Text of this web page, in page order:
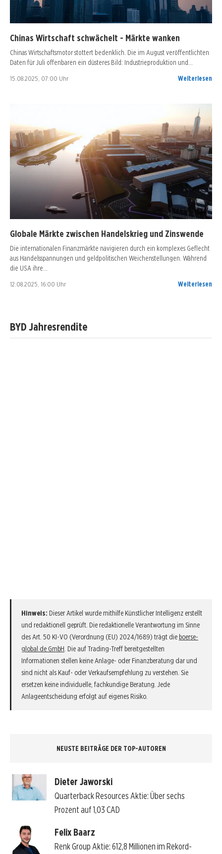
Chinas Wirtschaft schwächelt - Märkte wanken
Chinas Wirtschaftsmotor stottert bedenklich. Die im August veröffentlichten
Daten für Juli offenbaren ein düsteres Bild: Industrieproduktion und…
15.08.2025, 07:00 Uhr Weiterlesen
Globale Märkte zwischen Handelskrieg und Zinswende
Die internationalen Finanzmärkte navigieren durch ein komplexes Geflecht
aus Handelsspannungen und geldpolitischen Weichenstellungen. Während
die USA ihre…
12.08.2025, 16:00 Uhr Weiterlesen
BYD Jahresrendite
Hinweis: Dieser Artikel wurde mithilfe Künstlicher Intelligenz erstellt
und redaktionell geprüft. Die redaktionelle Verantwortung im Sinne
des Art. 50 KI-VO (Verordnung (EU) 2024/1689) trägt die boerse-
global.de GmbH . Die auf Trading-Treff bereitgestellten
Informationen stellen keine Anlage- oder Finanzberatung dar und
sind nicht als Kauf- oder Verkaufsempfehlung zu verstehen. Sie
ersetzen keine individuelle, fachkundige Beratung. Jede
Anlageentscheidung erfolgt auf eigenes Risiko.
NEUSTE BEITRÄGE DER TOP-AUTOREN
Dieter Jaworski
Quarterback Resources Aktie: Über sechs
Prozent auf 1,03 CAD
Felix Baarz
Renk Group Aktie: 612,8 Millionen im Rekord-